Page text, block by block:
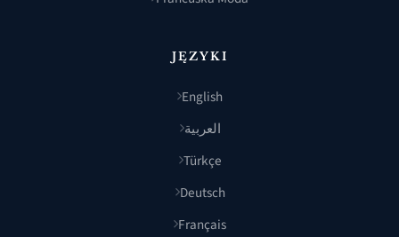
JĘZYKI
English
العربية
Türkçe
Deutsch
Français